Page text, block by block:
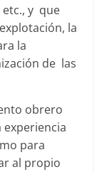
etc., y que
la
la
de las
obrero
para
al propio